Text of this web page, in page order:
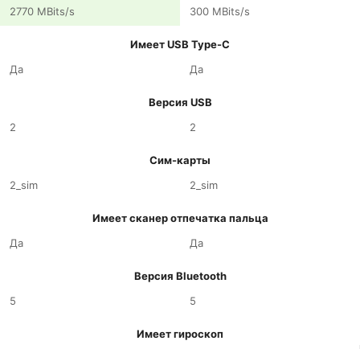
2770 MBits/s
300 MBits/s
Имеет USB Type-C
Да
Да
Версия USB
2
2
Сим-карты
2_sim
2_sim
Имеет сканер отпечатка пальца
Да
Да
Версия Bluetooth
5
5
Имеет гироскоп